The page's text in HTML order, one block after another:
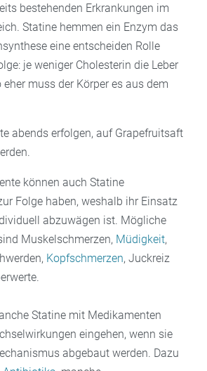
bestehenden Erkrankungen im
Statine hemmen ein Enzym das
eine entscheiden Rolle
je weniger Cholesterin die Leber
muss der Körper es aus dem
abends erfolgen, auf Grapefruitsaft
können auch Statine
Folge haben, weshalb ihr Einsatz
abzuwägen ist. Mögliche
Muskelschmerzen, Müdigkeit,
Kopfschmerzen, Juckreiz
Statine mit Medikamenten
eingehen, wenn sie
abgebaut werden. Dazu